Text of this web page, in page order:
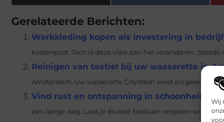
Wij
Gerelateerde Berichten:
Werkkleding kopen als investering in
kostenpost. Toch is deze visie aan het veranderen.
Reinigen van textiel bij uw wasserette in
Amsterdam. Uw wasserette CityWash weet als geen
Vind rust en ontspanning in
een lange dag. Laat je drukke bestaan vergeten worden